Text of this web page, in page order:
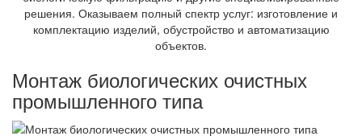
решения. Оказываем полный спектр услуг: изготовление и
комплектацию изделий, обустройство и автоматизацию
объектов.
Монтаж биологических очистных
промышленного типа